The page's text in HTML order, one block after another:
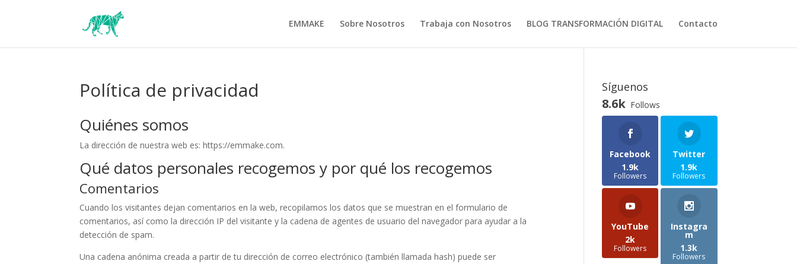
EMMAKE Sobre Nosotros Trabaja con Nosotros BLOG TRANSFORMACIÓN DIGITAL Contacto
Política de privacidad
Quiénes somos
La dirección de nuestra web es: https://emmake.com.
Qué datos personales recogemos y por qué los recogemos
Comentarios
Cuando los visitantes dejan comentarios en la web, recopilamos los datos que se muestran en el formulario de
comentarios, así como la dirección IP del visitante y la cadena de agentes de usuario del navegador para ayudar a la
detección de spam.
Una cadena anónima creada a partir de tu dirección de correo electrónico (también llamada hash) puede ser
Síguenos
8.6k Follows
Facebook
1.9k
Followers
Twitter
1.9k
Followers
YouTube
2k
Followers
Instagra
m
1.3k
Followers